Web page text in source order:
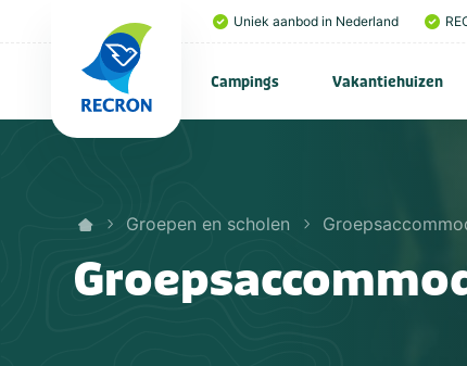
Uniek aanbod in Nederland
Campings Vakantiehuizen
Groepen en scholen